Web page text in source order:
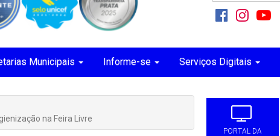
Municipais Informe-se Serviços Digitais
na Feira Livre
PORTAL DA